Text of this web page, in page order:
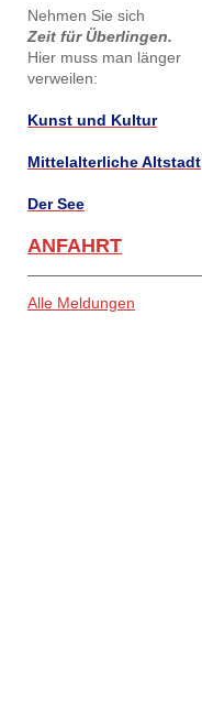
Nehmen Sie sich
Zeit für Überlingen.
Hier muss man länger
verweilen:
Kunst und Kultur
Mittelalterliche Altstadt
Der See
ANFAHRT
Alle Meldungen